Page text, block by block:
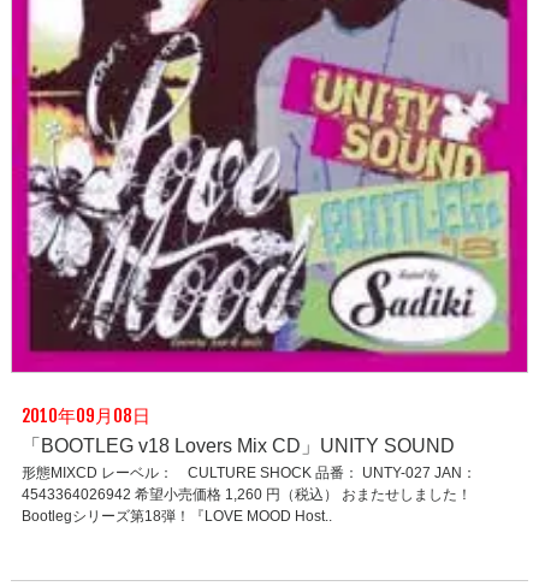
2010年09月08日
「BOOTLEG v18 Lovers Mix CD」UNITY SOUND
形態MIXCD レーベル： CULTURE SHOCK 品番： UNTY-027 JAN：
4543364026942 希望小売価格 1,260 円（税込） おまたせしました！
Bootlegシリーズ第18弾！『LOVE MOOD Host..